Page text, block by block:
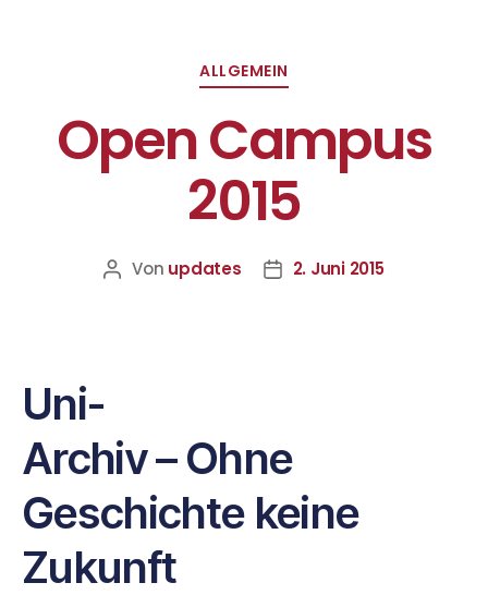
ALLGEMEIN
Open Campus
2015
Von updates 2. Juni 2015
Uni-
Archiv – Ohne
Geschichte keine
Zukunft